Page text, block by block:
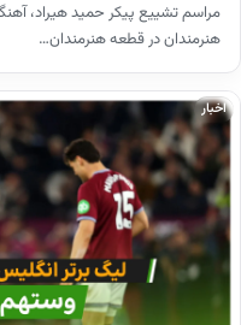
مراسم تشییع پیکر حمید هیراد،
هنرمندان در قطعه هنرمندان…
اخبار